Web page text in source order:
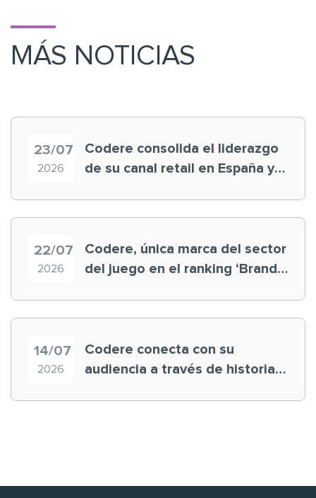
MÁS NOTICIAS
23/07
2026
Codere consolida el liderazgo
de su canal retail en España y
22/07
2026
Codere, única marca del sector
del juego en el ranking ‘Brand
14/07
2026
Codere conecta con su
audiencia a través de historias